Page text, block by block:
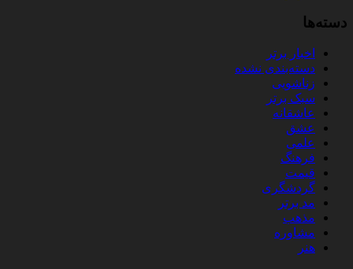
دسته‌ها
اخبار برتر
دسته‌بندی نشده
زناشویی
سبک برتر
عاشقانه
عشق
علمی
فرهنگ
قیمت
گردشگری
مد برتر
مذهب
مشاوره
هنر